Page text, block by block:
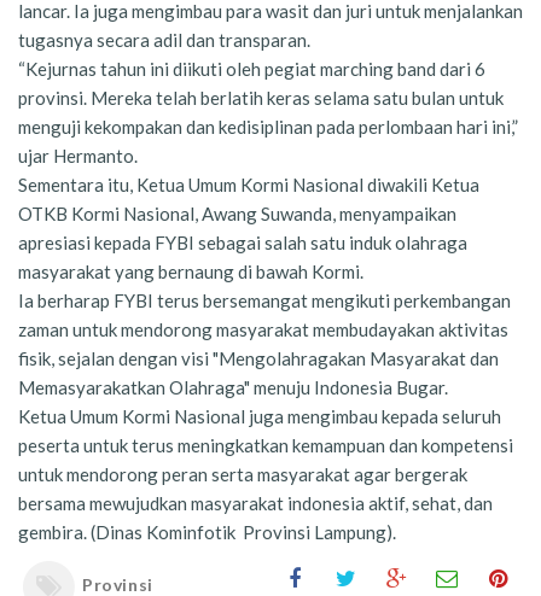
lancar. Ia juga mengimbau para wasit dan juri untuk menjalankan
tugasnya secara adil dan transparan.
“Kejurnas tahun ini diikuti oleh pegiat marching band dari 6
provinsi. Mereka telah berlatih keras selama satu bulan untuk
menguji kekompakan dan kedisiplinan pada perlombaan hari ini,”
ujar Hermanto.
Sementara itu, Ketua Umum Kormi Nasional diwakili Ketua
OTKB Kormi Nasional, Awang Suwanda, menyampaikan
apresiasi kepada FYBI sebagai salah satu induk olahraga
masyarakat yang bernaung di bawah Kormi.
Ia berharap FYBI terus bersemangat mengikuti perkembangan
zaman untuk mendorong masyarakat membudayakan aktivitas
fisik, sejalan dengan visi "Mengolahragakan Masyarakat dan
Memasyarakatkan Olahraga" menuju Indonesia Bugar.
Ketua Umum Kormi Nasional juga mengimbau kepada seluruh
peserta untuk terus meningkatkan kemampuan dan kompetensi
untuk mendorong peran serta masyarakat agar bergerak
bersama mewujudkan masyarakat indonesia aktif, sehat, dan
gembira. (Dinas Kominfotik Provinsi Lampung).
Provinsi